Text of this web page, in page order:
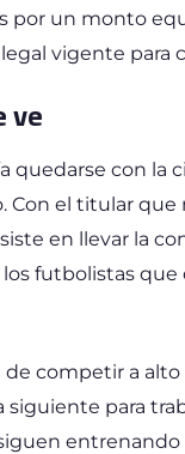
por un monto
vigente para
ve
quedarse con la
Con el titular que
en llevar la
los futbolistas
de competir a
siguiente para